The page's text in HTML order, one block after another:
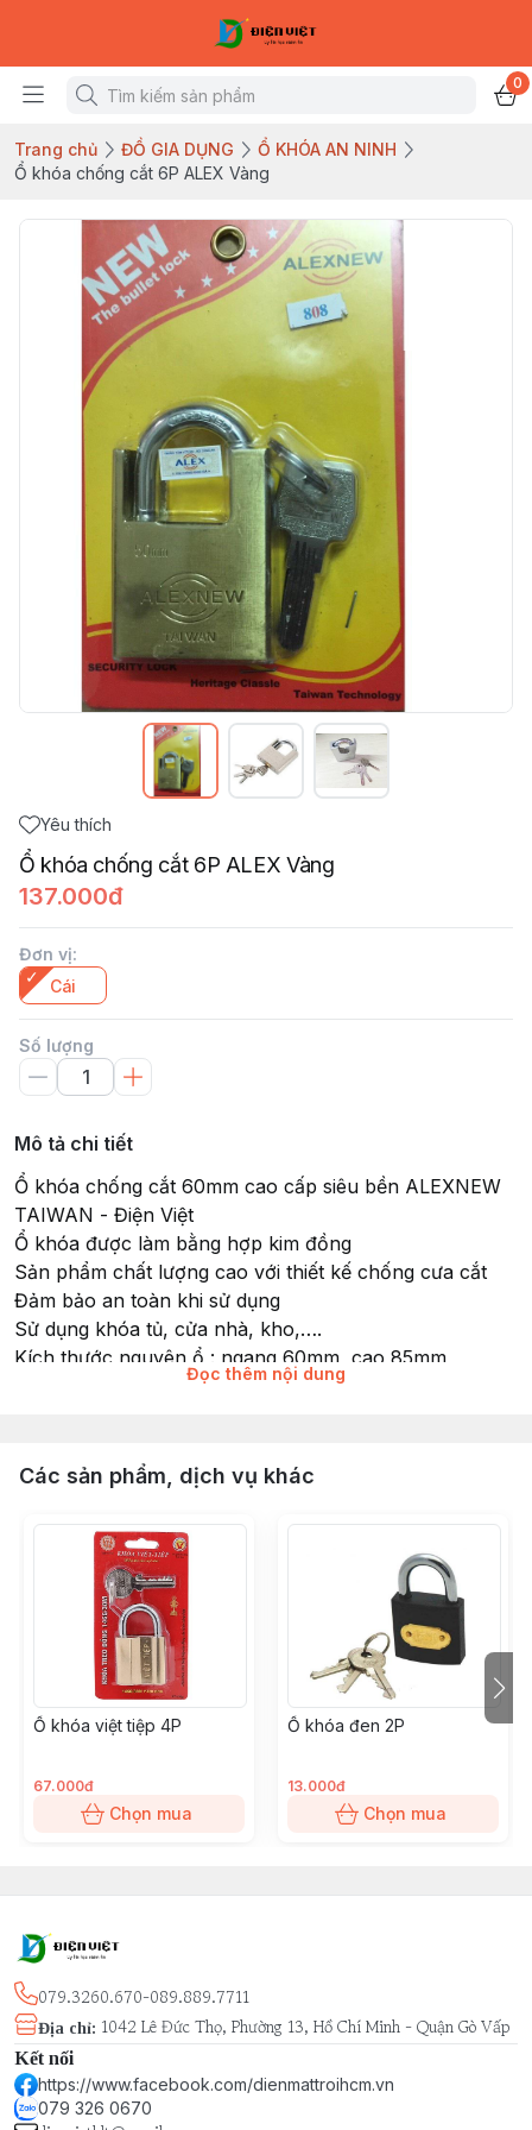
0
Trang chủ ĐỒ GIA DỤNG
Ổ KHÓA AN NINH
Ổ khóa chống cắt 6P ALEX Vàng
Yêu thích
Ổ khóa chống cắt 6P ALEX Vàng
137.000đ
Đơn vị:
Cái
Số lượng
Mô tả chi tiết
Ổ khóa chống cắt 60mm cao cấp siêu bền ALEXNEW
TAIWAN - Điện Việt
Ổ khóa được làm bằng hợp kim đồng
Sản phẩm chất lượng cao với thiết kế chống cưa cắt
Đảm bảo an toàn khi sử dụng
Sử dụng khóa tủ, cửa nhà, kho,….
Kích thước nguyên ổ : ngang 60mm ,cao 85mm
Kích thước càng khóa : ngang 45mm, cao 45mm
Đọc thêm nội dung
Các sản phẩm, dịch vụ khác
Ổ khóa việt tiệp 4P
67.000đ
Chọn mua
Ổ khóa đen 2P
13.000đ
Chọn mua
079.3260.670-089.889.7711
Địa chỉ: 1042 Lê Đức Thọ, Phường 13, Hồ Chí Minh - Quận Gò Vấp
Kết nối
https://www.facebook.com/dienmattroihcm.vn
079 326 0670